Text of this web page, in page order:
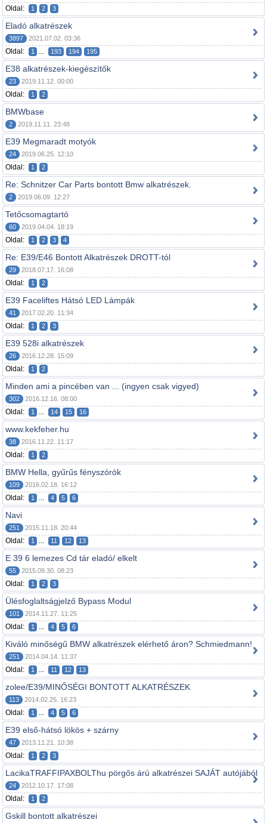
Oldal: 1 2 3
Eladó alkatrészek
3897 2021.07.02. 03:36
Oldal: 1 ... 193 194 195
E38 alkatrészek-kiegészítők
23 2019.11.12. 00:00
Oldal: 1 2
BMWbase
2 2019.11.11. 23:48
E39 Megmaradt motyók
24 2019.06.25. 12:10
Oldal: 1 2
Re: Schnitzer Car Parts bontott Bmw alkatrészek.
2 2019.06.09. 12:27
Tetőcsomagtartó
60 2019.04.04. 18:19
Oldal: 1 2 3 4
Re: E39/E46 Bontott Alkatrészek DROTT-tól
29 2018.07.17. 16:08
Oldal: 1 2
E39 Faceliftes Hátsó LED Lámpák
41 2017.02.20. 11:34
Oldal: 1 2 3
E39 528i alkatrészek
26 2016.12.28. 15:09
Oldal: 1 2
Minden ami a pincében van ... (ingyen csak vigyed)
302 2016.12.16. 08:00
Oldal: 1 ... 14 15 16
www.kekfeher.hu
38 2016.11.22. 11:17
Oldal: 1 2
BMW Hella, gyűrűs fényszórók
109 2016.02.18. 16:12
Oldal: 1 ... 4 5 6
Navi
251 2015.11.18. 20:44
Oldal: 1 ... 11 12 13
E 39 6 lemezes Cd tár eladó/ elkelt
55 2015.09.30. 08:23
Oldal: 1 2 3
Ülésfoglaltságjelző Bypass Modul
101 2014.11.27. 11:25
Oldal: 1 ... 4 5 6
Kiváló minőségű BMW alkatrészek elérhető áron? Schmiedmann!
251 2014.04.14. 11:37
Oldal: 1 ... 11 12 13
zolee/E39/MINŐSÉGI BONTOTT ALKATRÉSZEK
113 2014.02.25. 16:23
Oldal: 1 ... 4 5 6
E39 első-hátsó lökös + szárny
47 2013.11.21. 10:38
Oldal: 1 2 3
LacikaTRAFFIPAXBOLThu pörgős árú alkatrészei SAJÁT autójából
24 2012.10.17. 17:08
Oldal: 1 2
Gskill bontott alkatrészei